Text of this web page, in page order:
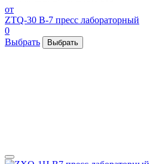
от
ZTQ-30 В-7 пресс лабораторный
0
Выбрать
Выбрать